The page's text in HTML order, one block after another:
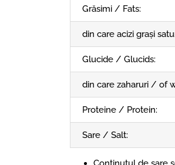
Grăsimi / Fats:
din care acizi grași
Glucide / Glucids:
din care zaharuri / of
Proteine / Protein:
Sare / Salt: